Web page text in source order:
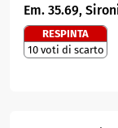
Em. 35.69,
RESPINTA
10 voti di scarto